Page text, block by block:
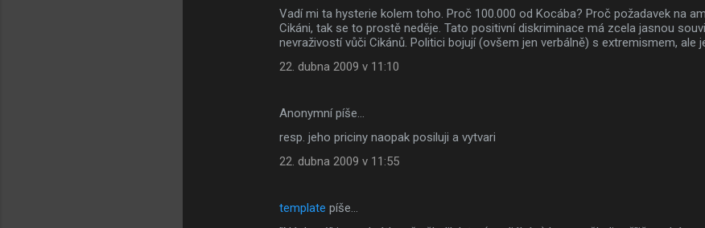
Vadí mi ta hysterie kolem toho. Proč 100.000 od Kocába? Proč požadavek na
Cikáni, tak se to prostě neděje. Tato positivní diskriminace má zcela jasnou
nevraživostí vůči Cikánů. Politici bojují (ovšem jen verbálně) s extremismem, ale
22. dubna 2009 v 11:10
Anonymní píše…
resp. jeho priciny naopak posiluji a vytvari
22. dubna 2009 v 11:55
template píše…